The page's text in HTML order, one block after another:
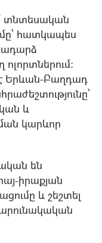
տնտեսական
հատկապես
Երևան-Բաղդադ
և
կարևոր
են
իրաքյան
և շեշտել